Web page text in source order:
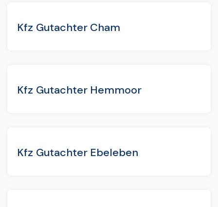
Kfz Gutachter Cham
Kfz Gutachter Hemmoor
Kfz Gutachter Ebeleben